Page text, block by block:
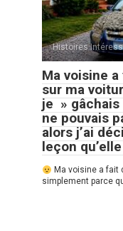
Histoires
Ma voisine
sur ma
je » gâchais
ne pouvais
alors j’ai
leçon
Ma voisine a fait
simplement parce